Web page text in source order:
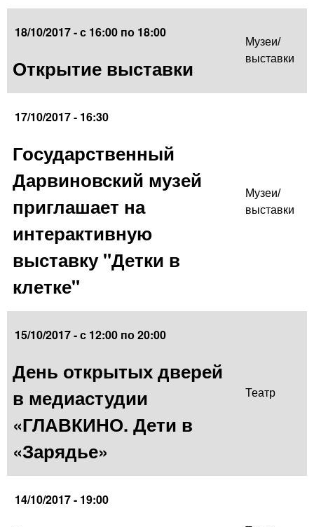
18/10/2017 -с 16:00 по 18:00
Открытие выставки
Музеи/
выставки
17/10/2017 - 16:30
Государственный
Дарвиновский музей
приглашает на
интерактивную
выставку "Детки в
клетке"
Музеи/
выставки
15/10/2017 -с 12:00 по20:00
День открытых дверей
в медиастудии
«ГЛАВКИНО. Дети в
«Зарядье»
Театр
14/10/2017 - 19:00